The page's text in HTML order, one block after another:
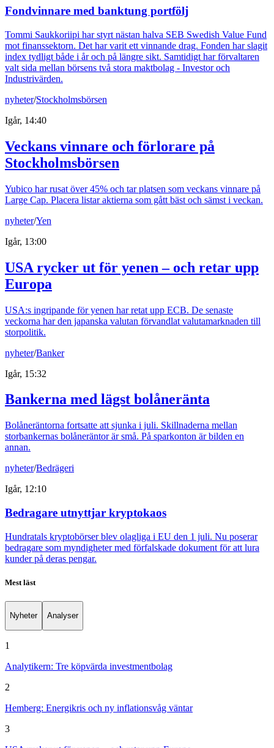
Fondvinnare med banktung portfölj
Tommi Saukkoriipi har styrt nästan halva SEB Swedish Value Fund
mot finanssektorn. Det har varit ett vinnande drag. Fonden har slagit
index tydligt både i år och på längre sikt. Samtidigt har förvaltaren
valt sida mellan börsens två stora maktbolag - Investor och
Industrivärden.
nyheter/Stockholmsbörsen
Igår, 14:40
Veckans vinnare och förlorare på
Stockholmsbörsen
Yubico har rusat över 45% och tar platsen som veckans vinnare på
Large Cap. Placera listar aktierna som gått bäst och sämst i veckan.
nyheter/Yen
Igår, 13:00
USA rycker ut för yenen – och retar upp
Europa
USA:s ingripande för yenen har retat upp ECB. De senaste
veckorna har den japanska valutan förvandlat valutamarknaden till
storpolitik.
nyheter/Banker
Igår, 15:32
Bankerna med lägst bolåneränta
Bolåneräntorna fortsatte att sjunka i juli. Skillnaderna mellan
storbankernas bolåneräntor är små. På sparkonton är bilden en
annan.
nyheter/Bedrägeri
Igår, 12:10
Bedragare utnyttjar kryptokaos
Hundratals kryptobörser blev olagliga i EU den 1 juli. Nu poserar
bedragare som myndigheter med förfalskade dokument för att lura
kunder på deras pengar.
Mest läst
Nyheter Analyser
1
Analytikern: Tre köpvärda investmentbolag
2
Hemberg: Energikris och ny inflationsvåg väntar
3